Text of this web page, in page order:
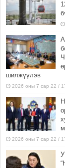
шилжүүлэв
2026 оны 7 сар 22 /
2026 оны 7 сар 22 /